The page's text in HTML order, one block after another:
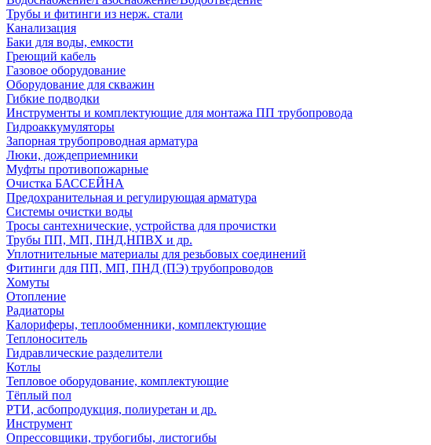
Трубы и фитинги из нерж. стали
Канализация
Баки для воды, емкости
Греющий кабель
Газовое оборудование
Оборудование для скважин
Гибкие подводки
Инструменты и комплектующие для монтажа ПП трубопровода
Гидроаккумуляторы
Запорная трубопроводная арматура
Люки, дождеприемники
Муфты противопожарные
Очистка БАССЕЙНА
Предохранительная и регулирующая арматура
Системы очистки воды
Тросы сантехнические, устройства для прочистки
Трубы ПП, МП, ПНД,НПВХ и др.
Уплотнительные материалы для резьбовых соединений
Фитинги для ПП, МП, ПНД (ПЭ) трубопроводов
Хомуты
Отопление
Радиаторы
Калориферы, теплообменники, комплектующие
Теплоноситель
Гидравлические разделители
Котлы
Тепловое оборудование, комплектующие
Тёплый пол
РТИ, асбопродукция, полиуретан и др.
Инструмент
Опрессовщики, трубогибы, листогибы